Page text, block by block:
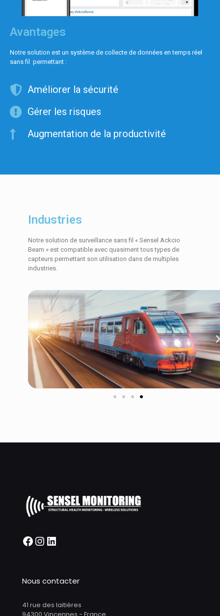
Avantages
Notre solution est un système de collecte de données en temps réel
sans fil permettant :
Améliorer la sécurité
Gérer les risques
Augmentation de la productivité
Industries
Notre solution de surveillance sans fil « Sensel Ackcio
Beam » est compatible avec quasiment tous types de
capteurs permettant son utilisation dans de multiples
industries.
Nous contacter
41 rue des laitières
94300 Vincennes - France